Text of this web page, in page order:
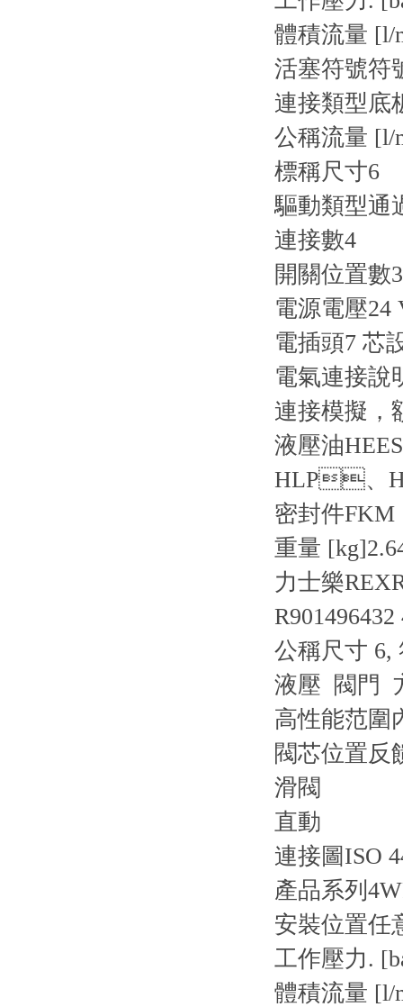
體積流量 [l/
活塞符號符
連接類型底
公稱流量 [l/
標稱尺寸6
驅動類型通
連接數4
開關位置數3
電源電壓24
電插頭7 芯
電氣連接說
連接模擬
液壓油
HLP、
密封件FKM
重量 [kg]
力士樂
公稱尺寸 6,
液壓 閥門
高性能范圍
閥芯位置反饋
滑閥
直動
連接圖ISO
產品系列
安裝位置任
工作壓力.
體積流量 [l/